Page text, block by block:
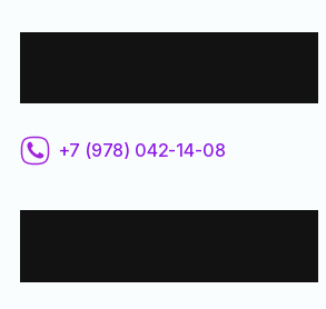
+7 (978) 042-14-08